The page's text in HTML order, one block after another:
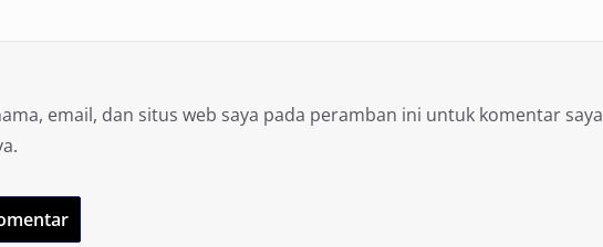
email, dan situs web saya pada peramban ini untuk komentar saya